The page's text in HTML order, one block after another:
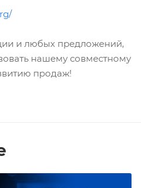
и любых предложений,
нашему совместному
продаж!